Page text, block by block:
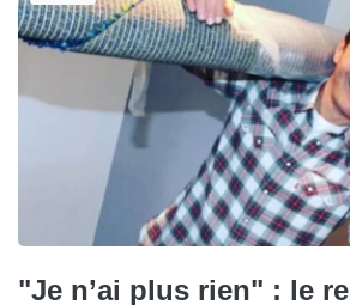
"Je n’ai plus rien" : le